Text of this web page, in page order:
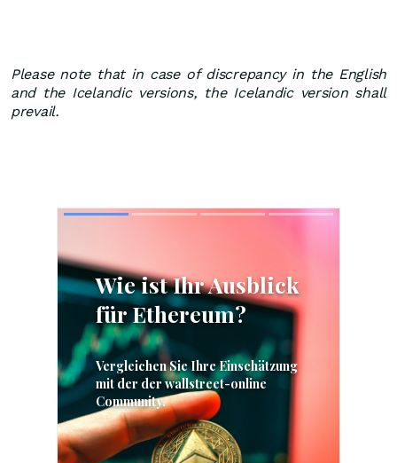
Please note that in case of discrepancy in the English
and the Icelandic versions, the Icelandic version shall
prevail.